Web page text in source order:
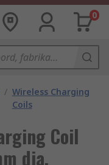
0
/ Wireless Charging
Coils
Coil
dia.